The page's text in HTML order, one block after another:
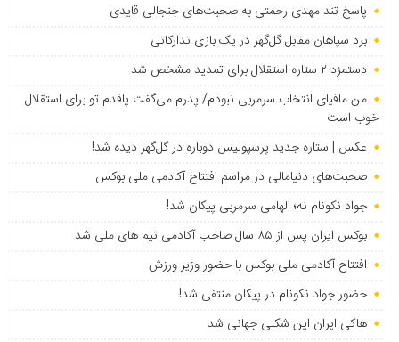
پاسخ تند مهدی رحمتی به صحبت‌های جنجالی قایدی
برد سپاهان مقابل گل‌گهر در یک بازی تدارکاتی
دستمزد ۲ ستاره استقلال برای تمدید مشخص شد
من مافیای انتخاب سرمربی نبودم/ پدرم می‌گفت پاقدم تو برای استقلال
خوب است
عکس | ستاره جدید پرسپولیس دوباره در گل‌گهر دیده شد!
صحبت‌های دنیامالی در مراسم افتتاح آکادمی ملی بوکس
جواد نکونام نه؛ الهامی سرمربی پیکان شد!
بوکس ایران پس از ۸۵ سال صاحب آکادمی تیم های ملی شد
افتتاح آکادمی ملی بوکس با حضور وزیر ورزش
حضور جواد نکونام در پیکان منتفی شد!
هاکی ایران این شکلی جهانی شد